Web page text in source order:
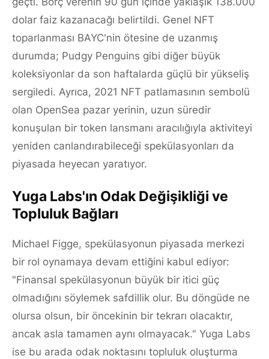
dolar faiz kazanacağı belirtildi. Genel NFT
toparlanması BAYC'nin ötesine de uzanmış
durumda; Pudgy Penguins gibi diğer büyük
koleksiyonlar da son haftalarda güçlü bir yükseliş
sergiledi. Ayrıca, 2021 NFT patlamasının sembolü
olan OpenSea pazar yerinin, uzun süredir
konuşulan bir token lansmanı aracılığıyla aktiviteyi
yeniden canlandırabileceği spekülasyonları da
piyasada heyecan yaratıyor.
Yuga Labs'ın Odak Değişikliği ve
Topluluk Bağları
Michael Figge, spekülasyonun piyasada merkezi
bir rol oynamaya devam ettiğini kabul ediyor:
"Finansal spekülasyonun büyük bir itici güç
olmadığını söylemek safdillik olur. Bu döngüde ne
olursa olsun, bir öncekinin bir tekrarı olacaktır,
ancak asla tamamen aynı olmayacak." Yuga Labs
ise bu arada odak noktasını topluluk oluşturma